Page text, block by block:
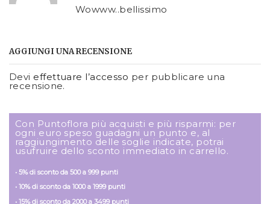
Wowww..bellissimo
AGGIUNGI UNA RECENSIONE
Devi effettuare l’accesso per pubblicare una
recensione.
Con Puntoflora più acquisti e più risparmi: per
ogni euro speso guadagni un punto e, al
raggiungimento delle soglie indicate, potrai
usufruire dello sconto immediato in carrello.
• 5% di sconto da 500 a 999 punti
• 10% di sconto da 1000 a 1999 punti
• 15% di sconto da 2000 a 3499 punti